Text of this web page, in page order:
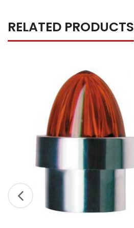
RELATED PRODUCTS